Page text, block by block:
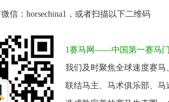
信：horsechina1，或者扫描以下二维码
1赛马网——中国第一赛马
我们及时聚焦全球速度赛
联结马主、马术俱乐部、